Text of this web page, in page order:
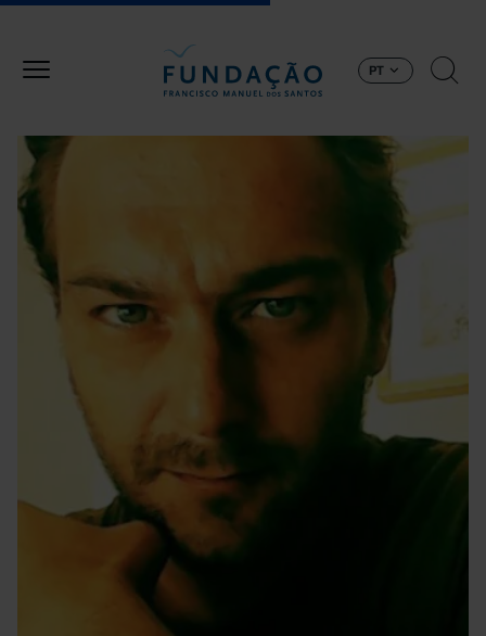
PT